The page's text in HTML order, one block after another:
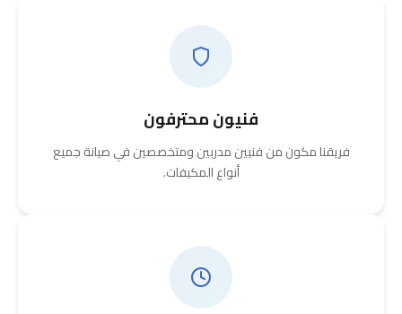
فنيون محترفون
فريقنا مكون من فنيين مدربين ومتخصصين في صيانة جميع
أنواع المكيفات.